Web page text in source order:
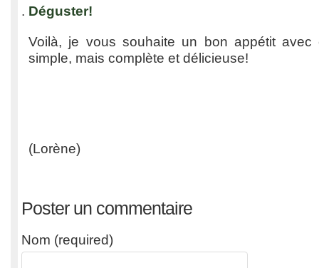
Déguster!
Voilà, je vous souhaite un bon appétit avec
simple, mais complète et délicieuse!
(Lorène)
Poster un commentaire
Nom (required)